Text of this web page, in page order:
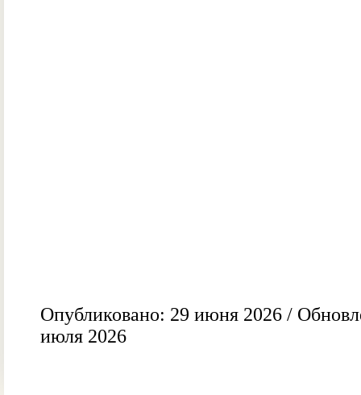
Опубликовано: 29 июня 2026 /
июля 2026